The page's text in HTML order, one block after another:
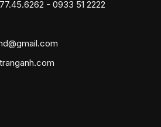
- 0933 51 2222